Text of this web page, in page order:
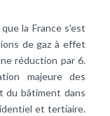
la France s'est
de gaz à effet
réduction par 6.
majeure des
du bâtiment dans
et tertiaire.